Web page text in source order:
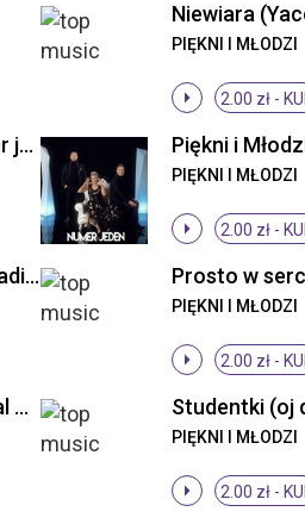
PIĘKNI I MŁODZI
2.00 zł -
Piękni i Młodzi - Numer jeden (Original Mix)
PIĘKNI I MŁODZI
2.00 zł -
Pora ruszać w klub (Radio Edit) Prosto w
PIĘKNI I MŁODZI
2.00 zł -
Przeznaczeni (Original Mix)
PIĘKNI I MŁODZI
2.00 zł -